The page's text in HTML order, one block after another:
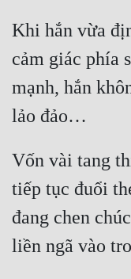
Thanh Xuân
Tiên Hiệp
Tiểu Thuyết
Trùng Sinh
Trọng Sinh
Khi hắn vừa
cảm giác phía
mạnh, hắn
lảo đảo…
Vốn vài tang
tiếp tục đuổi
đang chen
liền ngã vào